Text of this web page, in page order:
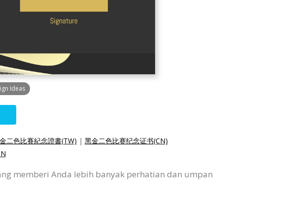
Ideas
二色比賽紀念證書(TW) | 黑金二色比赛纪念证书(CN)
memberi Anda lebih banyak perhatian dan umpan